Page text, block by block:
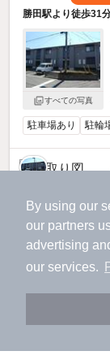
By using our
our partners
advertising
our services.
アプリに
会員登録
勝田駅より徒歩31
すべての写真
駐車場あり 駐輪